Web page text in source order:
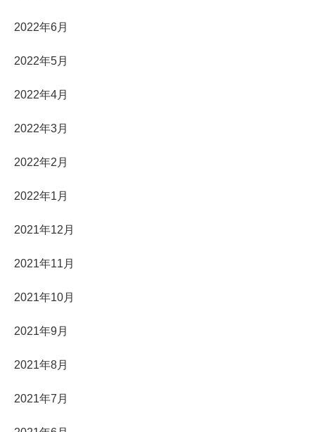
2022年6月
2022年5月
2022年4月
2022年3月
2022年2月
2022年1月
2021年12月
2021年11月
2021年10月
2021年9月
2021年8月
2021年7月